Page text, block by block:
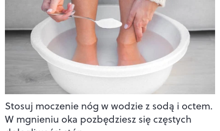
Stosuj moczenie nóg w wodzie z sodą i octem.
W mgnieniu oka pozbędziesz się częstych